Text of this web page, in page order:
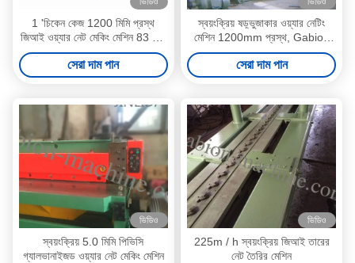
1 'চিকেন কেজ 1200 মিমি প্রস্থ
জিআই ওয়্যার নেট মেকিং মেশিন 83 মি /
এইচ
সেরা দাম পান
স্বয়ংক্রিয় ষড়্ভুজাকার ওয়্যার নেটিং
মেশিন 1200mm প্রস্থ, Gabion
মেষ মেশিন
সেরা দাম পান
ভিডিও
স্বয়ংক্রিয় 5.0 মিমি পিভিসি
গ্যালভানাইজড ওয়্যার নেট মেকিং মেশিন
ভিডিও
225m / h স্বয়ংক্রিয় জিআই তারের
নেট তৈরির মেশিন